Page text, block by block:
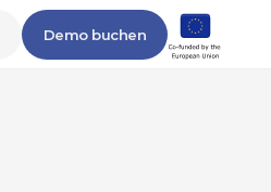
Demo buchen